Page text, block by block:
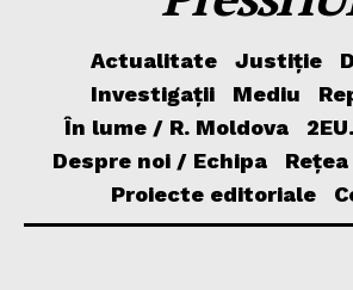
Actualitate Justiție
Investigații
Mediu
În lume / R. Moldova
Despre noi / Echipa
Proiecte editoriale